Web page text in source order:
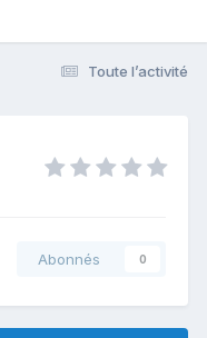
Toute l’activité
Abonnés 0